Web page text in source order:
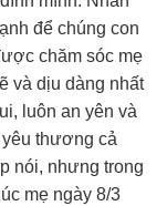
để chúng con
chăm sóc mẹ
và dịu dàng nhất
luôn an yên và
thương cả
nói, nhưng trong
mẹ ngày 8/3